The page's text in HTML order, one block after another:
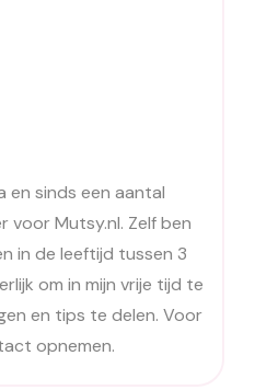
en sinds een aantal
voor Mutsy.nl. Zelf ben
in de leeftijd tussen 3
om in mijn vrije tijd te
en tips te delen. Voor
opnemen.